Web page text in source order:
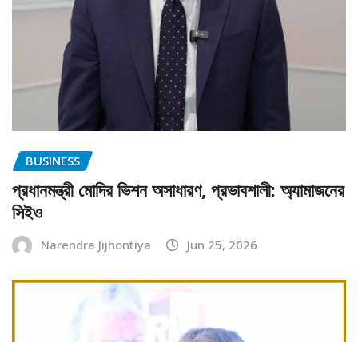
BUSINESS
প্রধানমন্ত্রী মোদির ভিশন অসাধারণ, প্রভাবশালী: অ্যামাজনের
সিইও
Narendra Jijhontiya Jun 25, 2026